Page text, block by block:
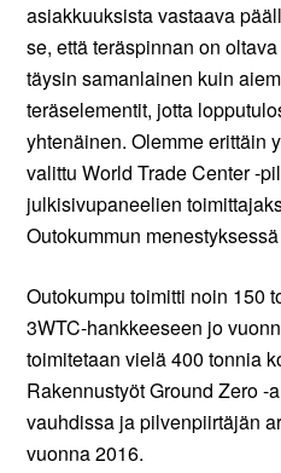
asiakkuuksista vastaava
se, että teräspinnan on
täysin samanlainen kuin
teräselementit, jotta
yhtenäinen. Olemme erittäin
valittu World Trade Center -
julkisivupaneelien
Outokummun
Outokumpu toimitti noin 150
3WTC-hankkeeseen jo
toimitetaan vielä 400 tonnia
Rakennustyöt Ground Zero -
vauhdissa ja pilvenpiirtäjän
vuonna 2016.